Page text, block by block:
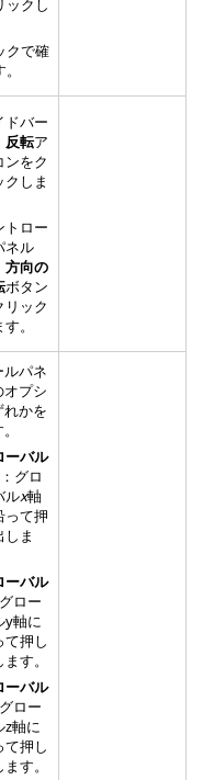
クで確
ドバー
反転ア
ンをク
クしま
トロー
ネル
方向の
ボタン
リック
。
ルパネ
オプシ
れかを
ーバル
：グロ
ルx軸
って押
しま
ーバル
ロー
y軸に
て押し
す。
ーバル
ロー
z軸に
て押し
す。